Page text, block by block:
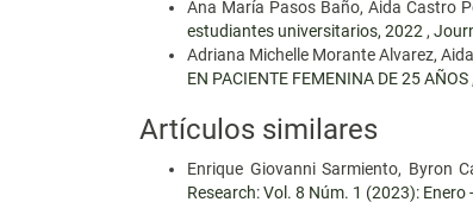
Ana María Pasos Baño, Aida Castro
estudiantes universitarios, 2022 ,
Adriana Michelle Morante Alvarez,
EN PACIENTE FEMENINA DE 25 AÑOS
Artículos similares
Enrique Giovanni Sarmiento, Byron
Research: Vol. 8 Núm. 1 (2023): Enero